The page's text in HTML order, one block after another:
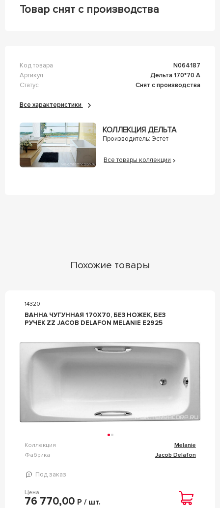
Товар снят с производства
Код товара
n064187
Артикул
Дельта 170*70 А
Статус
Снят с производства
Все характеристики
КОЛЛЕКЦИЯ ДЕЛЬТА
Производитель: Эстет
Все товары коллекции
Похожие товары
14320
ВАННА ЧУГУННАЯ 170X70, БЕЗ НОЖЕК, БЕЗ
РУЧЕК ZZ JACOB DELAFON MELANIE E2925
Коллекция
Melanie
Фабрика
Jacob Delafon
Под заказ
Цена
76 770,00 Р / шт.